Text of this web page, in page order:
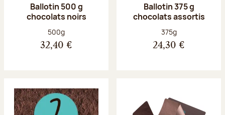
Ballotin 500 g
chocolats noirs
Poids net :
500g
32,40 €
Ballotin 375 g
chocolats assortis
Poids net :
375g
24,30 €